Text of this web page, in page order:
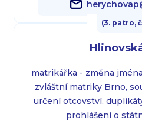
(3. patro,
matrikářka - změna
zvláštní matriky Brno,
určení otcovství,
prohlášení o